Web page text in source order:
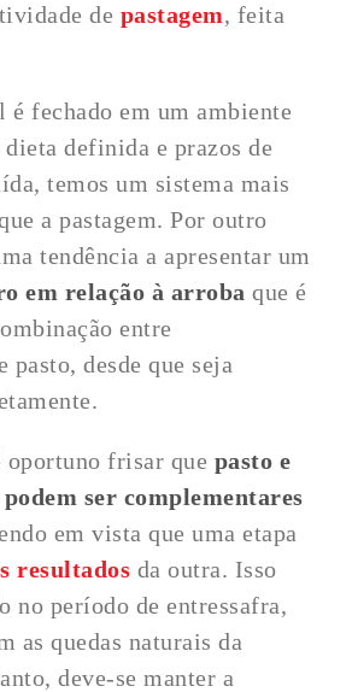
de pastagem, feita
é fechado em um ambiente
definida e prazos de
temos um sistema mais
a pastagem. Por outro
tendência a apresentar um
em relação à arroba que é
entre
pasto, desde que seja
oportuno frisar que pasto e
ser complementares
em vista que uma etapa
resultados da outra. Isso
no período de entressafra,
as quedas naturais da
deve-se manter a